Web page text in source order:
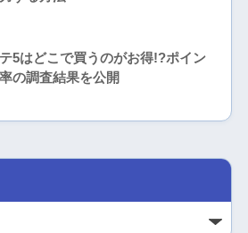
5はどこで買うのがお得!?ポイン
率の調査結果を公開